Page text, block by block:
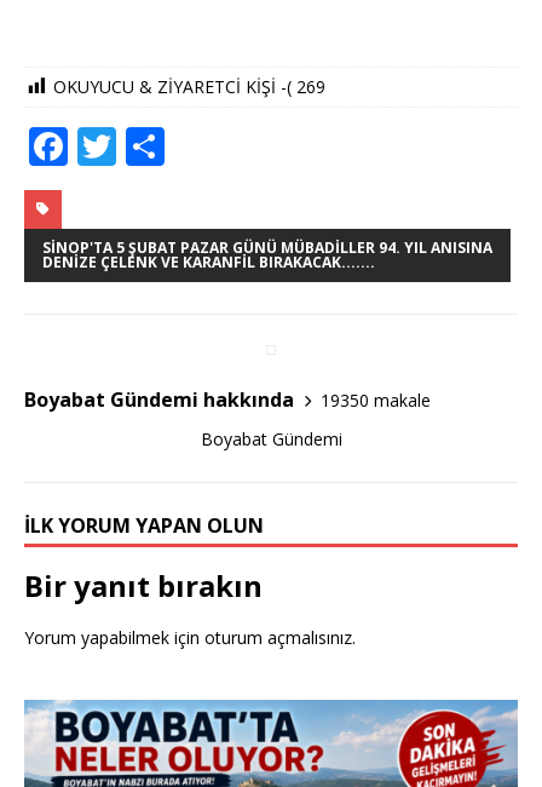
OKUYUCU & ZİYARETCİ KİŞİ -( 269
F
c
e
o
k
T
it
te
ar
e
SINOP'TA 5 ŞUBAT PAZAR GÜNÜ MÜBADILLER 94. YIL ANISINA
DENIZE ÇELENK VE KARANFIL BIRAKACAK.......
Boyabat Gündemi hakkında
19350 makale
Boyabat Gündemi
İLK YORUM YAPAN OLUN
Bir yanıt bırakın
Yorum yapabilmek için oturum açmalısınız.